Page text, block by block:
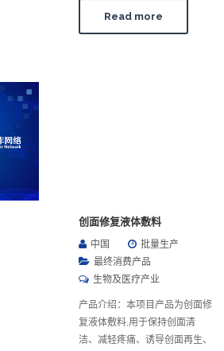
Read more
创面修复液体敷料
中国
批量生产
最终消费产品
生物及医疗产业
产品介绍：本项目产品为创面修
复液体敷料,用于保持创面清
洁、减轻疼痛、诱导创面再生、